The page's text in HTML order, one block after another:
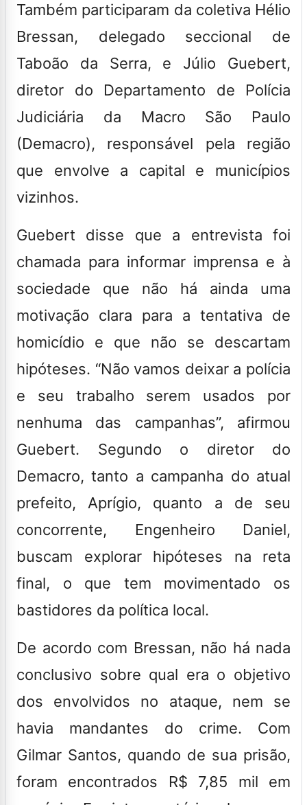
Também participaram da coletiva Hélio
Bressan, delegado seccional de
Taboão da Serra, e Júlio Guebert,
diretor do Departamento de Polícia
Judiciária da Macro São Paulo
(Demacro), responsável pela região
que envolve a capital e municípios
vizinhos.
Guebert disse que a entrevista foi
chamada para informar imprensa e à
sociedade que não há ainda uma
motivação clara para a tentativa de
homicídio e que não se descartam
hipóteses. “Não vamos deixar a polícia
e seu trabalho serem usados por
nenhuma das campanhas”, afirmou
Guebert. Segundo o diretor do
Demacro, tanto a campanha do atual
prefeito, Aprígio, quanto a de seu
concorrente, Engenheiro Daniel,
buscam explorar hipóteses na reta
final, o que tem movimentado os
bastidores da política local.
De acordo com Bressan, não há nada
conclusivo sobre qual era o objetivo
dos envolvidos no ataque, nem se
havia mandantes do crime. Com
Gilmar Santos, quando de sua prisão,
foram encontrados R$ 7,85 mil em